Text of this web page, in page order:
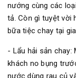
nướng cùng các
tả. Còn gì tuyệt vời
bữa tiệc chay tại
- Lẩu hải sản chay:
khách no bụng
nước dùng rau củ